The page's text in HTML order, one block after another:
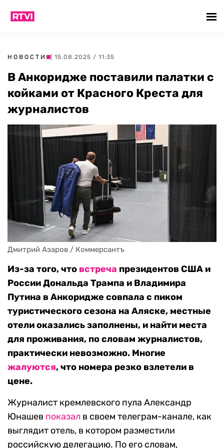
НОВОСТИ | 15.08.2025 / 11:35
В Анкоридже поставили палатки с
койками от Красного Креста для
журналистов
Дмитрий Азаров / Коммерсантъ
Из-за того, что встреча президентов США и
России Дональда Трампа и Владимира
Путина в Анкоридже совпала с пиком
туристического сезона на Аляске, местные
отели оказались заполнены, и найти места
для проживания, по словам журналистов,
практически невозможно. Многие
жалуются, что номера резко взлетели в
цене.
Журналист кремлевского пула Александр
Юнашев показал в своем телеграм-канале, как
выглядит отель, в котором разместили
российскую делегацию. По его словам,